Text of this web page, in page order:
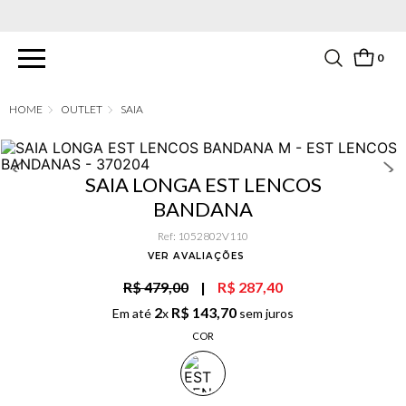
0
OUTLET SAIA
SAIA LONGA EST LENCOS
BANDANA
Ref: 1052802V110
VER AVALIAÇÕES
R$ 479,00 | R$ 287,40
Em até 2x R$ 143,70 sem juros
COR